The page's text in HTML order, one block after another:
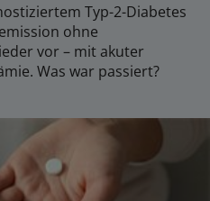
Typ-2-Diabetes
ohne
vor – mit akuter
Was war passiert?